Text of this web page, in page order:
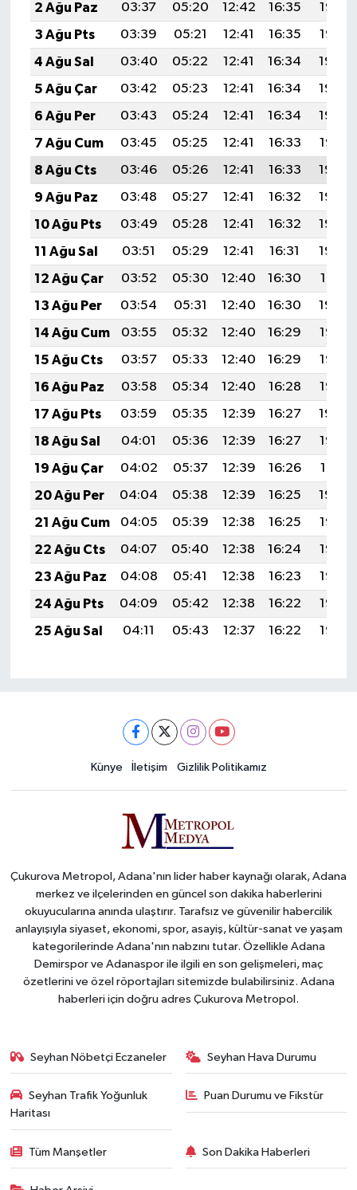
2 Ağu Paz
03:37 05:20 12:42 16:35
19:53
3 Ağu Pts
03:39 05:21 12:41 16:35
19:52
4 Ağu Sal
03:40 05:22 12:41 16:34
19:50
5 Ağu Çar
03:42 05:23 12:41 16:34
19:49
6 Ağu Per
03:43 05:24 12:41 16:34
19:48
7 Ağu Cum
03:45 05:25 12:41 16:33
19:47
8 Ağu Cts
03:46 05:26 12:41 16:33
19:46
9 Ağu Paz
03:48 05:27 12:41 16:32
19:44
10 Ağu Pts
03:49 05:28 12:41 16:32
19:43
11 Ağu Sal
03:51 05:29 12:41 16:31
19:42
12 Ağu Çar
03:52 05:30 12:40 16:30
19:41
13 Ağu Per
03:54 05:31 12:40 16:30
19:39
14 Ağu Cum
03:55 05:32 12:40 16:29
19:38
15 Ağu Cts
03:57 05:33 12:40 16:29
19:37
16 Ağu Paz
03:58 05:34 12:40 16:28
19:35
17 Ağu Pts
03:59 05:35 12:39 16:27
19:34
18 Ağu Sal
04:01 05:36 12:39 16:27
19:32
19 Ağu Çar
04:02 05:37 12:39 16:26
19:31
20 Ağu Per
04:04 05:38 12:39 16:25
19:29
21 Ağu Cum
04:05 05:39 12:38 16:25
19:28
22 Ağu Cts
04:07 05:40 12:38 16:24
19:26
23 Ağu Paz
04:08 05:41 12:38 16:23
19:25
24 Ağu Pts
04:09 05:42 12:38 16:22
19:23
25 Ağu Sal
04:11 05:43 12:37 16:22 19:22
Künye İletişim Gizlilik Politikamız
Çukurova Metropol, Adana'nın lider haber kaynağı olarak, Adana
merkez ve ilçelerinden en güncel son dakika haberlerini
okuyucularına anında ulaştırır. Tarafsız ve güvenilir habercilik
anlayışıyla siyaset, ekonomi, spor, asayiş, kültür-sanat ve yaşam
kategorilerinde Adana'nın nabzını tutar. Özellikle Adana
Demirspor ve Adanaspor ile ilgili en son gelişmeleri, maç
özetlerini ve özel röportajları sitemizde bulabilirsiniz. Adana
haberleri için doğru adres Çukurova Metropol.
Seyhan Nöbetçi Eczaneler Seyhan Hava Durumu
Seyhan Trafik Yoğunluk
Haritası
Puan Durumu ve Fikstür
Tüm Manşetler Son Dakika Haberleri